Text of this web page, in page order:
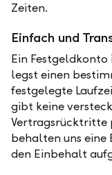
Zeiten.
Einfach und
Ein
legst einen
festgelegte
gibt keine
Vertragsrücktritte
behalten uns eine
den Einbehalt